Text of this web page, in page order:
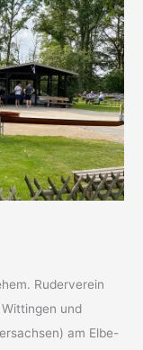
Ruderverein
und
am Elbe-